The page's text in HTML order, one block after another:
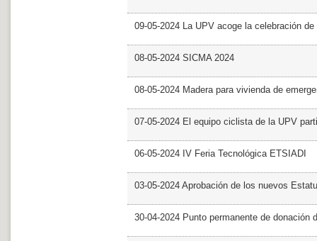
09-05-2024 La UPV acoge la celebración
08-05-2024 SICMA 2024
08-05-2024 Madera para vivienda de
07-05-2024 El equipo ciclista de la UPV
06-05-2024 IV Feria Tecnológica ETSIADI
03-05-2024 Aprobación de los nuevos
30-04-2024 Punto permanente de donación